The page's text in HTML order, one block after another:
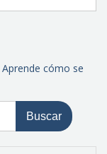
Aprende cómo se